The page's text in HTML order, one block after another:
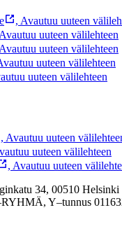
, Avautuu uuteen
uuteen välilehteen
uuteen välilehteen
uuteen välilehteen
uuteen välilehteen
, Avautuu uuteen
uuteen välilehteen
, Avautuu uuteen
34, 00510 Helsinki
Y–tunnus